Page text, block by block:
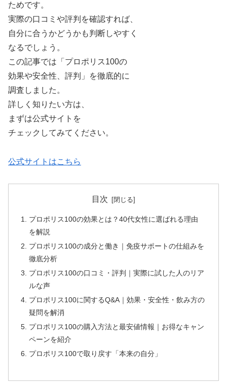
ためです。
実際の口コミや評判を確認すれば、
自分に合うかどうかも判断しやすく
なるでしょう。
この記事では「プロポリス100の
効果や安全性、評判」を徹底的に
調査しました。
詳しく知りたい方は、
まずは公式サイトを
チェックしてみてください。
公式サイトはこちら
目次
プロポリス100の効果とは？40代女性に選ばれる理由
を解説
プロポリス100の成分と働き｜免疫サポートの仕組みを
徹底分析
プロポリス100の口コミ・評判｜実際に試した人のリア
ルな声
プロポリス100に関するQ&A｜効果・安全性・飲み方の
疑問を解消
プロポリス100の購入方法と最安値情報｜お得なキャン
ペーンを紹介
プロポリス100で取り戻す「本来の自分」